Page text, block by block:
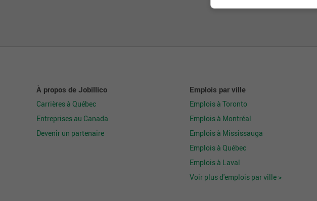
À propos de Jobillico
Carrières à Québec
Entreprises au Canada
Devenir un partenaire
Emplois par ville
Emplois à Toronto
Emplois à Montréal
Emplois à Mississauga
Emplois à Québec
Emplois à Laval
Voir plus d'emplois par ville >